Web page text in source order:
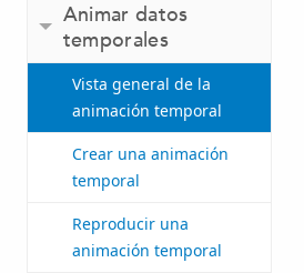
Animar datos
temporales
Vista general de la
animación temporal
Crear una animación
temporal
Reproducir una
animación temporal